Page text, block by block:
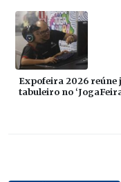
Expofeira 2026 reúne
tabuleiro no